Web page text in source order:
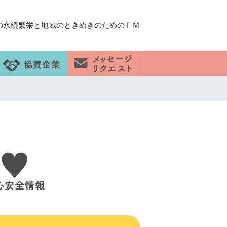
永続繁栄と地域のときめきのためのＦＭ